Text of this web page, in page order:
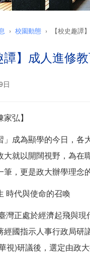
校園動態 【校史趣譚
譚】成人進修
日
家弘】
」成為顯學的今日，各
大就以開闊視野，為在
，更是政大辦學理念
時代與使命的召喚
灣正處於經濟起飛與
經國指示人事行政局研
視)研議後，選定由政